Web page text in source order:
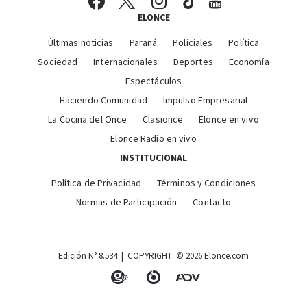
ELONCE
Últimas noticias Paraná Policiales
Política
Sociedad
Internacionales Deportes
Economía
Espectáculos
Haciendo Comunidad
Impulso Empresarial
La Cocina del Once
Clasionce
Elonce en vivo
Elonce Radio en vivo
INSTITUCIONAL
Política de Privacidad
Términos y Condiciones
Normas de Participación
Contacto
Edición N° 8.534 | COPYRIGHT: © 2026 Elonce.com